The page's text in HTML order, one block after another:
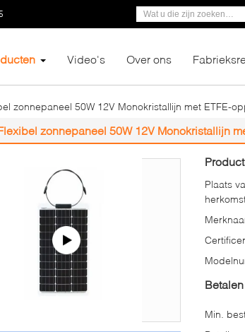
Video's Over ons
zonnepaneel 50W 12V Monokristallijn met ETFE-
zonnepaneel 50W 12V Monokristallijn
Plaats
Min.